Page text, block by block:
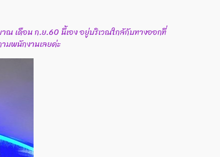
ณ เดือน ก.ย.60 นี้เอง อยู่บริเวณใกล้กับทางออกที่
มพนักงานเลยค่ะ